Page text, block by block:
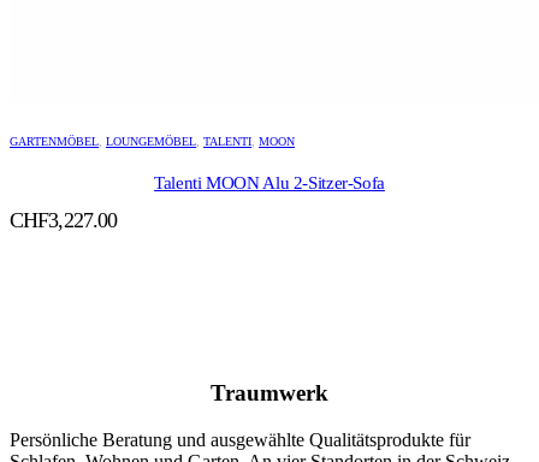
GARTENMÖBEL, LOUNGEMÖBEL, TALENTI, MOON
Talenti MOON Alu 2-Sitzer-Sofa
CHF3,227.00
Traumwerk
Persönliche Beratung und ausgewählte Qualitätsprodukte für